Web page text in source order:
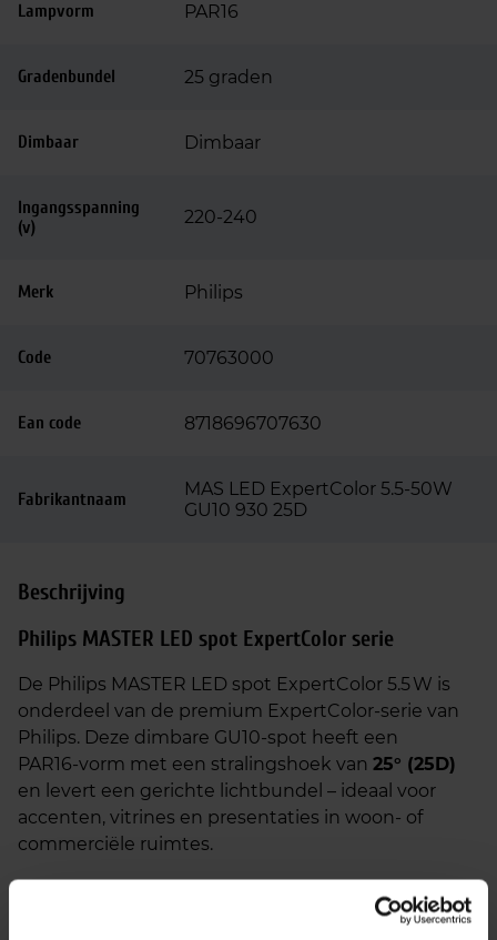
Lampvorm PAR16
Gradenbundel 25 graden
Dimbaar Dimbaar
Ingangsspanning
(v)
220-240
Merk Philips
Code 70763000
Ean code 8718696707630
Fabrikantnaam
MAS LED ExpertColor 5.5-50W
GU10 930 25D
Beschrijving
Philips MASTER LED spot ExpertColor serie
De Philips MASTER LED spot ExpertColor 5.5 W is
onderdeel van de premium ExpertColor‑serie van
Philips. Deze dimbare GU10‑spot heeft een
PAR16‑vorm met een stralingshoek van 25° (25D)
en levert een gerichte lichtbundel – ideaal voor
accenten, vitrines en presentaties in woon- of
commerciële ruimtes.